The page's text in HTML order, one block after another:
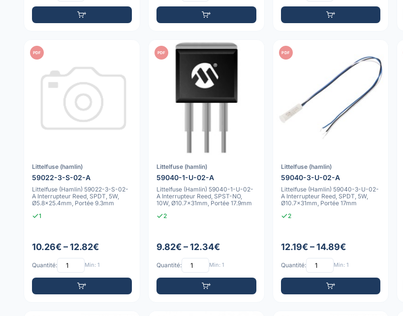
PDF
Littelfuse (hamlin)
59022-3-S-02-A
Littelfuse (Hamlin) 59022-3-S-02-
A Interrupteur Reed, SPDT, 5W,
Ø5.8x25.4mm, Portée 9.3mm
1
10.26€ – 12.82€
Quantité: Min: 1
PDF
Littelfuse (hamlin)
59040-1-U-02-A
Littelfuse (Hamlin) 59040-1-U-02-
A Interrupteur Reed, SPST-NO,
10W, Ø10.7x31mm, Portée 17.9mm
2
9.82€ – 12.34€
Quantité: Min: 1
PDF
Littelfuse (hamlin)
59040-3-U-02-A
Littelfuse (Hamlin) 59040-3-U-02-
A Interrupteur Reed, SPDT, 5W,
Ø10.7x31mm, Portée 17mm
2
12.19€ – 14.89€
Quantité: Min: 1